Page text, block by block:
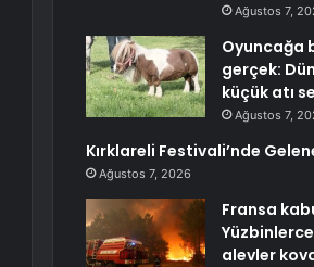
Ağustos 7,
Oyuncağa
gerçek:
küçük atı
Ağustos 7,
Kırklareli Festivali’nde
Ağustos 7, 2026
Fransa
alevler